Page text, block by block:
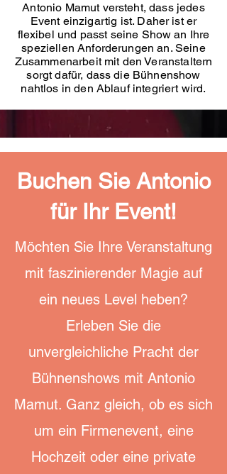
Antonio Mamut versteht, dass jedes
Event einzigartig ist. Daher ist er
flexibel und passt seine Show an Ihre
speziellen Anforderungen an. Seine
Zusammenarbeit mit den Veranstaltern
sorgt dafür, dass die Bühnenshow
nahtlos in den Ablauf integriert wird.
Buchen Sie Antonio
für Ihr Event!
Möchten Sie Ihre Veranstaltung
mit faszinierender Magie auf
ein neues Level heben?
Erleben Sie die
unvergleichliche Pracht der
Bühnenshows mit Antonio
Mamut. Ganz gleich, ob es sich
um ein Firmenevent, eine
Hochzeit oder eine private